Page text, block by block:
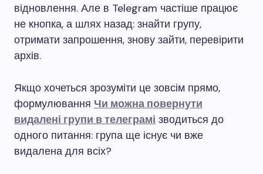
відновлення. Але в Telegram частіше працює
не кнопка, а шлях назад: знайти групу,
отримати запрошення, знову зайти, перевірити
архів.
Якщо хочеться зрозуміти це зовсім прямо,
формулювання Чи можна повернути
видалені групи в телеграмі зводиться до
одного питання: група ще існує чи вже
видалена для всіх?